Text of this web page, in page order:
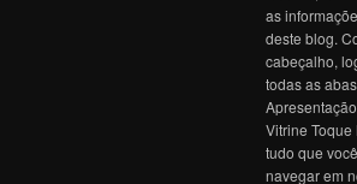
as
deste blog.
cabeçalho,
todas as
Vitrine Toque
tudo que
navegar em